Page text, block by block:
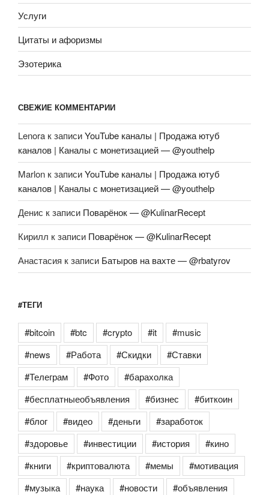
Услуги
Цитаты и афоризмы
Эзотерика
СВЕЖИЕ КОММЕНТАРИИ
Lenora к записиYouTube каналы | Продажа ютуб
каналов | Каналы с монетизацией — @youthelp
Marlon к записиYouTube каналы | Продажа ютуб
каналов | Каналы с монетизацией — @youthelp
Денис к записи Поварёнок — @KulinarRecept
Кирилл к записи Поварёнок — @KulinarRecept
Анастасия к записи Батыров на вахте — @rbatyrov
#ТЕГИ
#bitcoin #btc #crypto #it
#music
#news
#Работа #Скидки
#Ставки
#Телеграм
#Фото
#барахолка
#бесплатныеобъявления
#бизнес
#биткоин
#блог
#видео #деньги
#заработок
#здоровье
#инвестиции #история
#кино
#книги
#криптовалюта #мемы
#мотивация
#музыка
#наука #новости
#объявления